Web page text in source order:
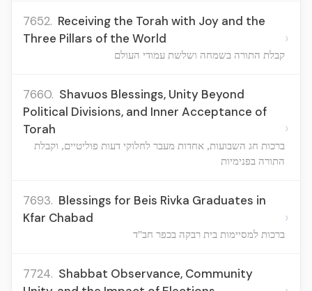
7652. Receiving the Torah with Joy and the
Three Pillars of the World
קבלת התורה בשמחה ושלשת עמודי העולם
›
7660. Shavuos Blessings, Unity Beyond
Political Divisions, and Inner Acceptance of
Torah
ברכות חג השבועות, אחדות מעבר לחלוקי דעות פוליטיים, וקבלת
התורה בפנימיות
›
7693. Blessings for Beis Rivka Graduates in
Kfar Chabad
ברכות למסיימות בית רבקה בכפר חב"ד
›
7724. Shabbat Observance, Community